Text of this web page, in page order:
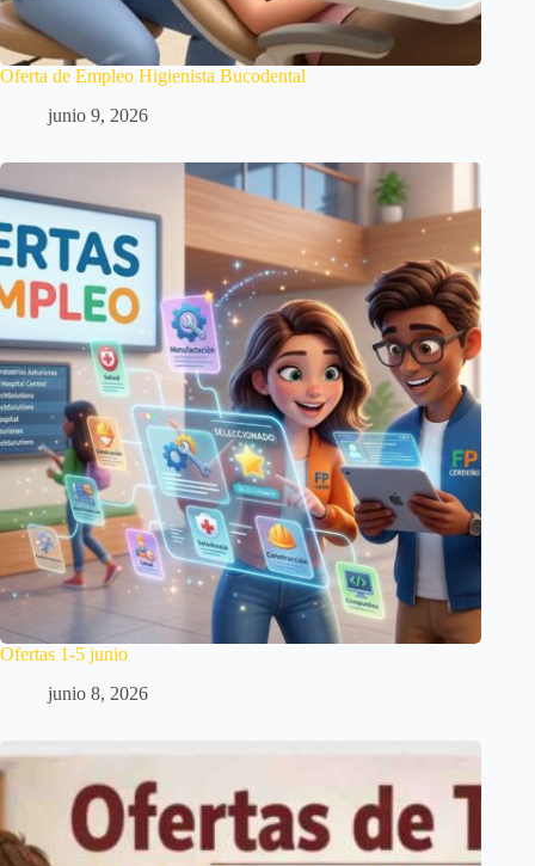
Oferta de Empleo Higienista Bucodental
junio 9, 2026
Ofertas 1-5 junio
junio 8, 2026